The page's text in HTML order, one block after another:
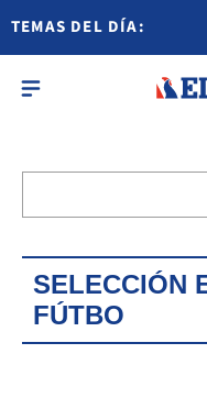
TEMAS DEL DÍA:
SELECCIÓN
FÚTBO